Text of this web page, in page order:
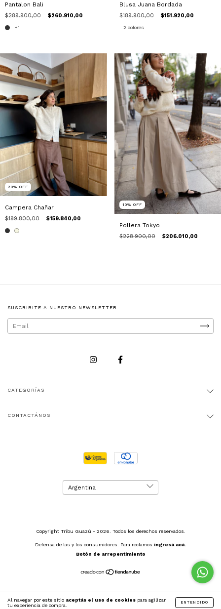
Al navegar por este sitio aceptás el uso de cookies para agilizar
tu experiencia de compra.
ENTENDIDO
Pantalon Bali
$289.900,00 $260.910,00
+1
Blusa Juana Bordada
$189.900,00 $151.920,00
2 colores
20% OFF
Campera Chañar
$199.800,00 $159.840,00
10% OFF
Pollera Tokyo
$228.900,00 $206.010,00
SUSCRIBITE A NUESTRO NEWSLETTER
CATEGORÍAS
CONTACTÁNOS
Copyright Tribu Guazú - 2026. Todos los derechos reservados.
Defensa de las y los consumidores. Para reclamos ingresá acá.
Botón de arrepentimiento